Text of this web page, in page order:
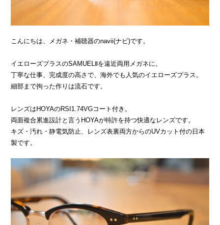
こんにちは、メガネ・補聴器のnavii(ナビ)です。
イエローズプラスのSAMUELⅡを遠近両用メガネに。
丁寧な仕事、完成度の高さで、海外でも人気のイエローズプラス。
細部まで拘った作りは流石です。
レンズはHOYAのRSI1.74VGコート付き。
両面複合累進設計と言うHOYAが特許を持つ快適なレンズです。
キズ・汚れ・静電気防止、レンズ表裏両方からのUVカット付の日本
製です。